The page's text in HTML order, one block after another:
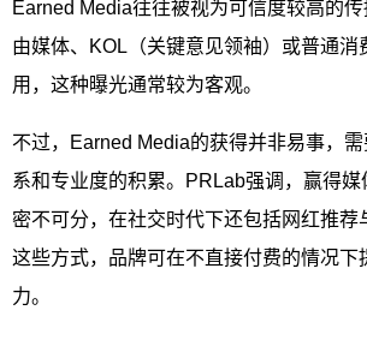
Earned Media往往被视为可信度较高的
由媒体、KOL（关键意见领袖）或普通消
用，这种曝光通常较为客观。
不过，Earned Media的获得并非易事，
系和专业度的积累。PRLab强调，赢得媒
密不可分，在社交时代下还包括网红推荐
这些方式，品牌可在不直接付费的情况下
力。